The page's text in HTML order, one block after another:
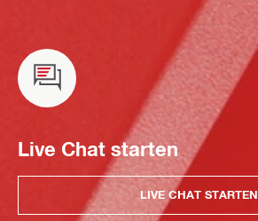
Live Chat starten
LIVE CHAT STARTEN